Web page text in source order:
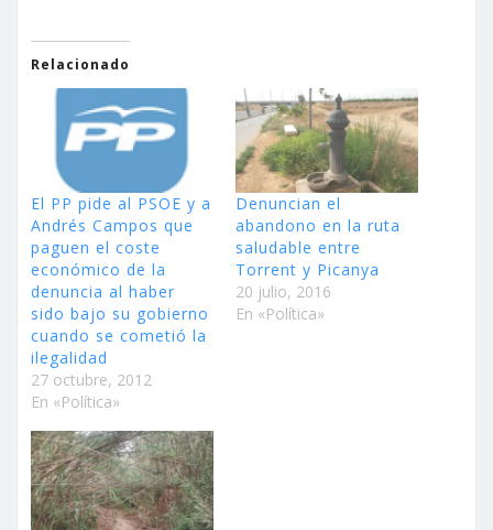
Relacionado
El PP pide al PSOE y a
Andrés Campos que
paguen el coste
económico de la
denuncia al haber
sido bajo su gobierno
cuando se cometió la
ilegalidad
27 octubre, 2012
En «Política»
Denuncian el
abandono en la ruta
saludable entre
Torrent y Picanya
20 julio, 2016
En «Política»